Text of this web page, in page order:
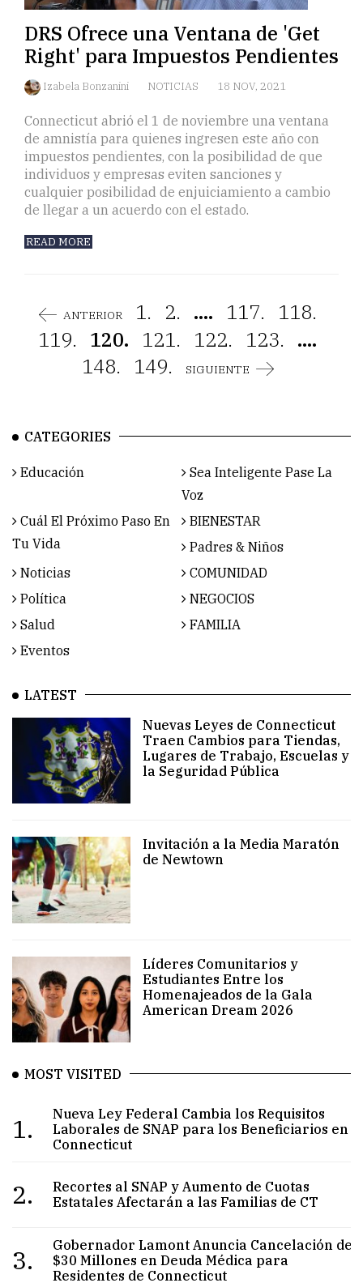
DRS Ofrece una Ventana de 'Get
Right' para Impuestos Pendientes
Izabela Bonzanini NOTICIAS 18 NOV, 2021
Connecticut abrió el 1 de noviembre una ventana
de amnistía para quienes ingresen este año con
impuestos pendientes, con la posibilidad de que
individuos y empresas eviten sanciones y
cualquier posibilidad de enjuiciamiento a cambio
de llegar a un acuerdo con el estado.
READ MORE
ANTERIOR 1. 2. .... 117.
118.
119. 120. 121. 122. 123. ....
148.
149. SIGUIENTE
CATEGORIES
Educación
Sea Inteligente Pase La
Voz
Cuál El Próximo Paso En
Tu Vida
BIENESTAR
Padres & Niños
Noticias
COMUNIDAD
Política
NEGOCIOS
Salud
FAMILIA
Eventos
LATEST
Nuevas Leyes de Connecticut
Traen Cambios para Tiendas,
Lugares de Trabajo, Escuelas y
la Seguridad Pública
Invitación a la Media Maratón
de Newtown
Líderes Comunitarios y
Estudiantes Entre los
Homenajeados de la Gala
American Dream 2026
MOST VISITED
1.
Nueva Ley Federal Cambia los Requisitos
Laborales de SNAP para los Beneficiarios en
Connecticut
2.
Recortes al SNAP y Aumento de Cuotas
Estatales Afectarán a las Familias de CT
3.
Gobernador Lamont Anuncia Cancelación de
$30 Millones en Deuda Médica para
Residentes de Connecticut